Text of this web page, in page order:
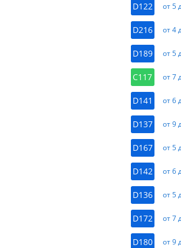
D122 от 5
D216 от 4
D189 от 5
C117 от 7
D141 от 6
D137 от 9
D167 от 5
D142 от 6
D136 от 5
D172 от 7
D180 от 9